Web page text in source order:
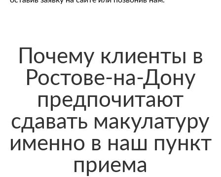
Почему клиенты в
Ростове-на-Дону
предпочитают
сдавать макулатуру
именно в наш пункт
приема